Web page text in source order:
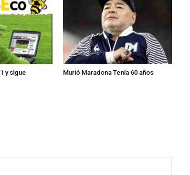
y sigue
Murió Maradona Tenía 60 años